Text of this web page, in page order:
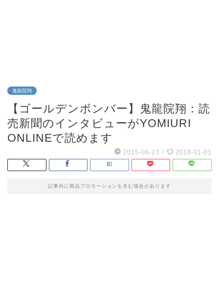
鬼龍院翔
【ゴールデンボンバー】鬼龍院翔：読
売新聞のインタビューがYOMIURI
ONLINEで読めます
2015-06-23 / 2018-01-01
記事内に商品プロモーションを含む場合があります